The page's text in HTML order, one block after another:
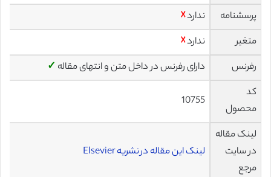
پرسشنامه ندارد☓
متغیر
ندارد☓
رفرنس
دارای رفرنس در داخل متن و انتهای مقاله ✓
کد
محصول
10755
لینک مقاله
در سایت
مرجع
لینک این مقاله در نشریه Elsevier